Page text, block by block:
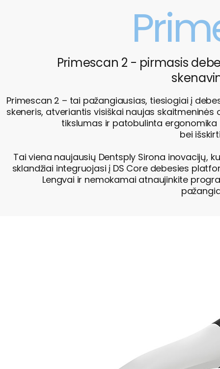
Primescan 2 - pirmasis
Primescan 2 – tai pažangiausias, tiesiogiai į
skeneris, atveriantis visiškai naujas
tikslumas ir patobulinta
bei
Tai viena naujausių Dentsply Sirona inovacijų,
sklandžiai integruojasi į DS Core debesies
Lengvai ir nemokamai atnaujinkite